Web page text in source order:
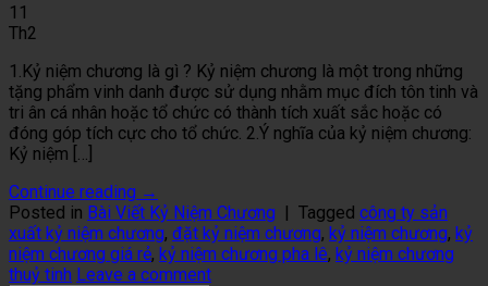
11
Th2
1.Kỷ niệm chương là gì ? Kỷ niệm chương là một trong những
tặng phẩm vinh danh được sử dụng nhằm mục đích tôn tinh và
tri ân cá nhân hoặc tổ chức có thành tích xuất sắc hoặc có
đóng góp tích cực cho tổ chức. 2.Ý nghĩa của kỷ niệm chương:
Kỷ niệm […]
Continue reading →
Posted in Bài Viết Kỷ Niệm Chương | Tagged công ty sản
xuất kỷ niệm chương, đặt kỷ niệm chương, kỷ niệm chương, kỷ
niệm chương giá rẻ, kỷ niệm chương pha lê, kỷ niệm chương
thuỷ tinh Leave a comment